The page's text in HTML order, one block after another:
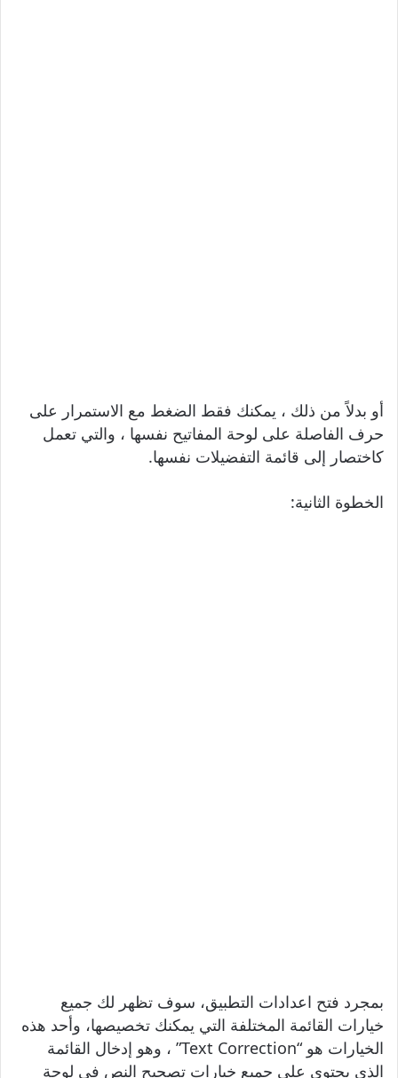
أو بدلاً من ذلك ، يمكنك فقط الضغط مع الاستمرار على
حرف الفاصلة على لوحة المفاتيح نفسها ، والتي تعمل
كاختصار إلى قائمة التفضيلات نفسها.
الخطوة الثانية:
بمجرد فتح اعدادات التطبيق، سوف تظهر لك جميع
خيارات القائمة المختلفة التي يمكنك تخصيصها، وأحد هذه
الخيارات هو “Text Correction” ، وهو إدخال القائمة
الذي يحتوي على جميع خيارات تصحيح النص في لوحة